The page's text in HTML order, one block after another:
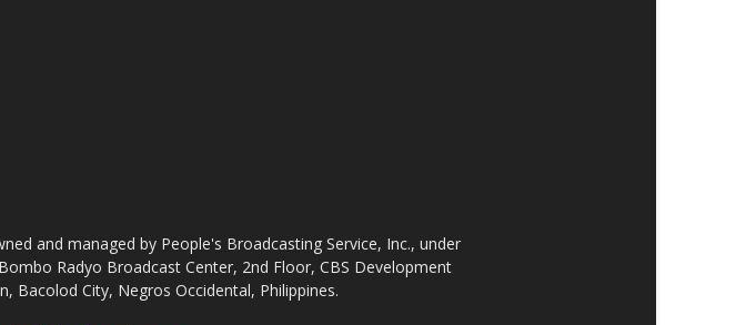
and managed by People's Broadcasting Service, Inc., under
Radyo Broadcast Center, 2nd Floor, CBS Development
Bacolod City, Negros Occidental, Philippines.